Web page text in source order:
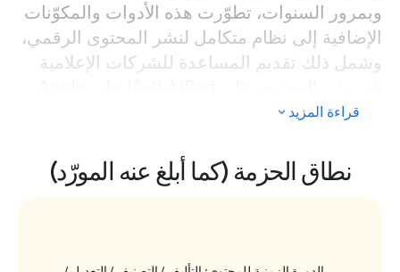
وبمرور السنوات، تطوّرت هذه الأدوات والمكوّنات
الإضافية إلى نظام متكامل لنشر المحتوى الرقمي،
وشمل ذلك تقديم المساعدة للشركات الإعلامية
News)، وما زالت الشركة تتعاقد مع جهات خارجية
تشمل المنتجات الرئيسية للشركة:
قراءة المزيد
نطاق الحزمة (كما أبلغ عنه المورّد)